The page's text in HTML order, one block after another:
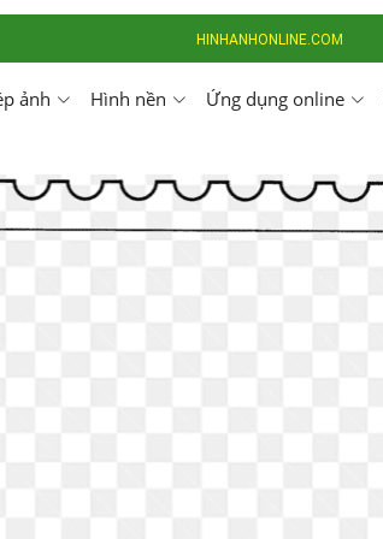
HINHANHONLINE.COM
ảnh Hình nền Ứng dụng online